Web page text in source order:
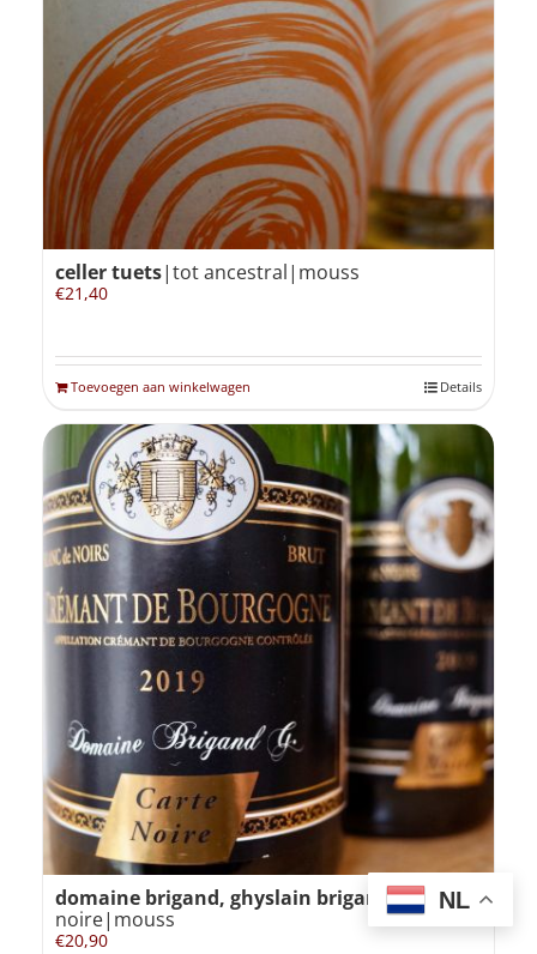
celler tuets|tot ancestral|mouss
€21,40
Toevoegen aan winkelwagen Details
domaine brigand, ghyslain brigand|carte
noire|mouss
€20,90
NL